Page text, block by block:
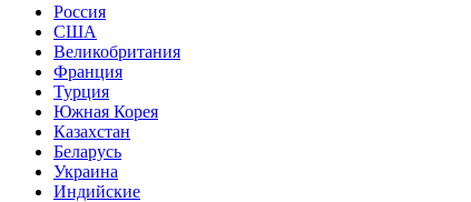
Россия
США
Великобритания
Франция
Турция
Южная Корея
Казахстан
Беларусь
Украина
Индийские